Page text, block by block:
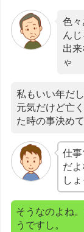
色
んじ
出
ゃ
私もいい年だ
元気だけど亡
た時の事決め
仕
だよ
し
そうなのよね
うですし。